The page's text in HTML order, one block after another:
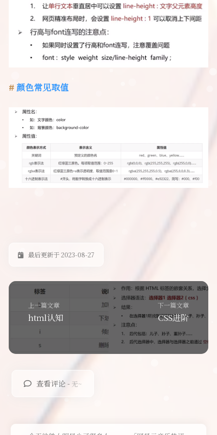
颜色常见取值
最后更新于 2023-08-27
上一篇文章
html认知
下一篇文章
CSS进阶
查看评论 -无~